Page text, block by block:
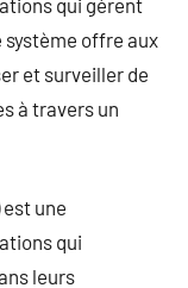
système offre aux
et surveiller de
à travers un
une
qui
leurs